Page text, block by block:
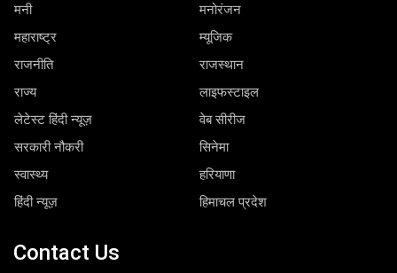
मनी
मनोरंजन
महाराष्ट्र
म्यूजिक
राजनीति
राजस्थान
राज्य
लाइफस्टाइल
लेटेस्ट हिंदी न्यूज़
वेब सीरीज
सरकारी नौकरी
सिनेमा
स्वास्थ्य
हरियाणा
हिंदी न्यूज़
हिमाचल प्रदेश
Contact Us